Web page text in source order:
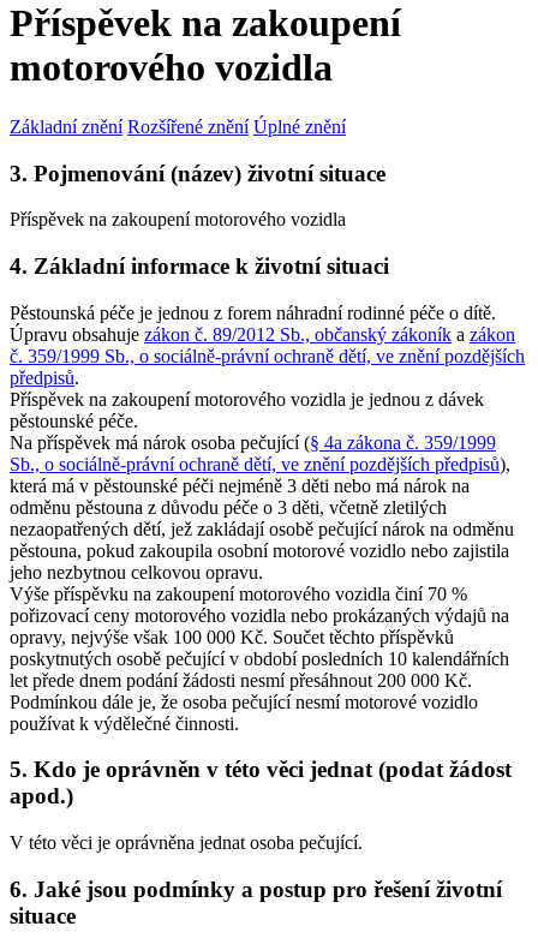
Příspěvek na zakoupení
motorového vozidla
Základní znění Rozšířené znění Úplné znění
3. Pojmenování (název) životní situace
Příspěvek na zakoupení motorového vozidla
4. Základní informace k životní situaci
Pěstounská péče je jednou z forem náhradní rodinné péče o dítě.
Úpravu obsahuje zákon č. 89/2012 Sb., občanský zákoník a zákon
č. 359/1999 Sb., o sociálně-právní ochraně dětí, ve znění pozdějších
předpisů.
Příspěvek na zakoupení motorového vozidla je jednou z dávek
pěstounské péče.
Na příspěvek má nárok osoba pečující (§ 4a zákona č. 359/1999
Sb., o sociálně-právní ochraně dětí, ve znění pozdějších předpisů),
která má v pěstounské péči nejméně 3 děti nebo má nárok na
odměnu pěstouna z důvodu péče o 3 děti, včetně zletilých
nezaopatřených dětí, jež zakládají osobě pečující nárok na odměnu
pěstouna, pokud zakoupila osobní motorové vozidlo nebo zajistila
jeho nezbytnou celkovou opravu.
Výše příspěvku na zakoupení motorového vozidla činí 70 %
pořizovací ceny motorového vozidla nebo prokázaných výdajů na
opravy, nejvýše však 100 000 Kč. Součet těchto příspěvků
poskytnutých osobě pečující v období posledních 10 kalendářních
let přede dnem podání žádosti nesmí přesáhnout 200 000 Kč.
Podmínkou dále je, že osoba pečující nesmí motorové vozidlo
používat k výdělečné činnosti.
5. Kdo je oprávněn v této věci jednat (podat žádost
apod.)
V této věci je oprávněna jednat osoba pečující.
6. Jaké jsou podmínky a postup pro řešení životní
situace